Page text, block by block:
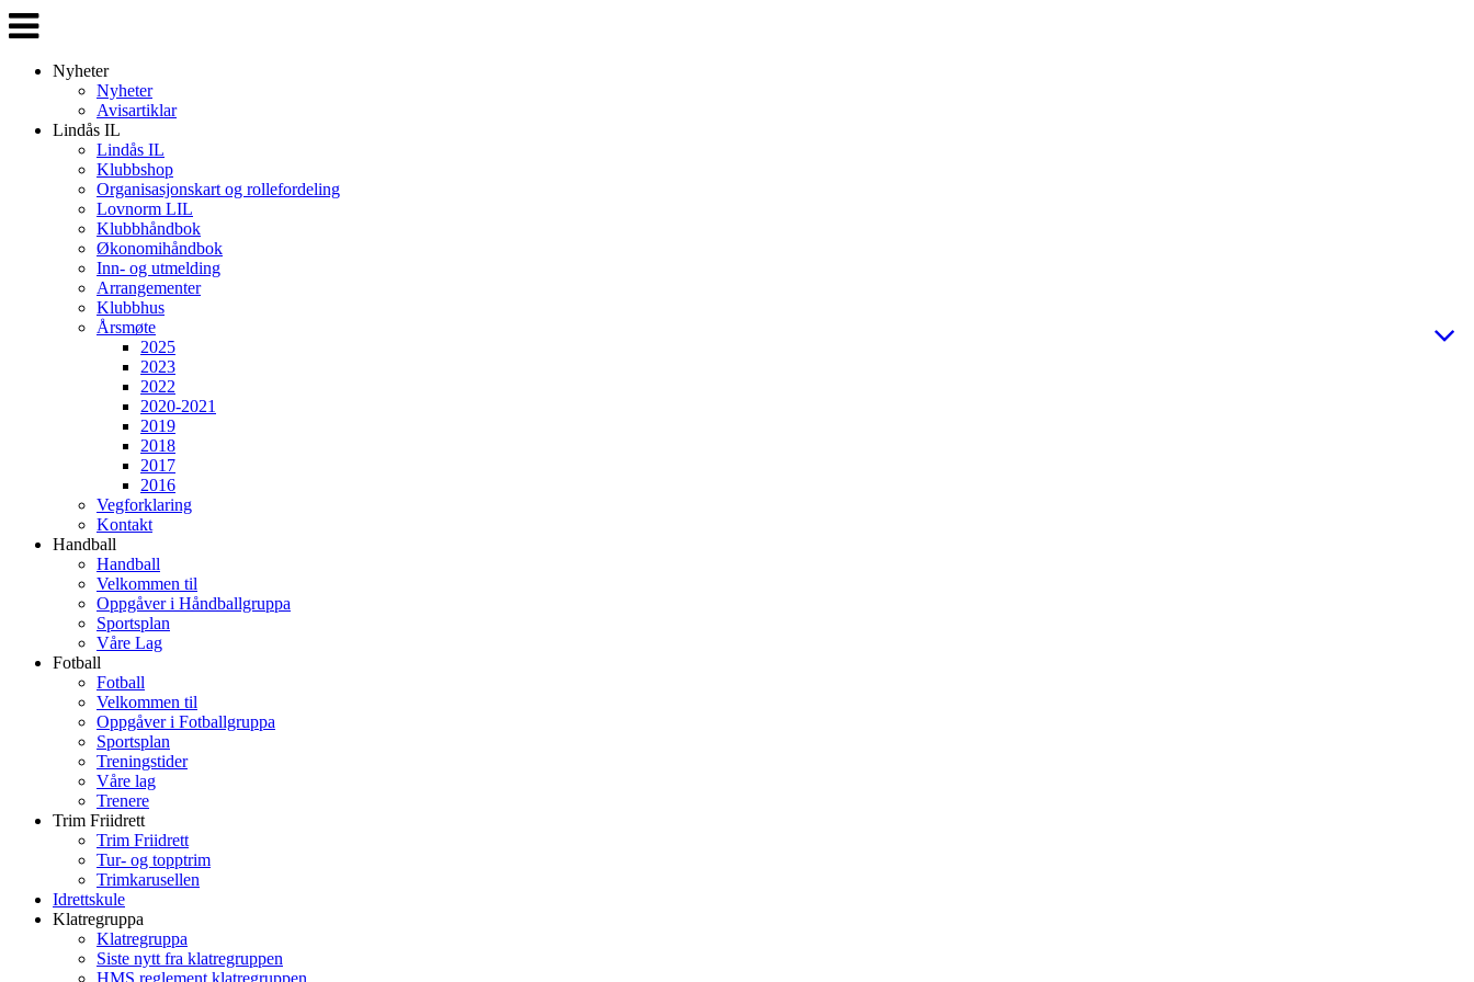
Veksle
navigasjon
Nyheter
Nyheter
Avisartiklar
Lindås IL
Lindås IL
Klubbshop
Organisasjonskart og rollefordeling
Lovnorm LIL
Klubbhåndbok
Økonomihåndbok
Inn- og utmelding
Arrangementer
Klubbhus
Årsmøte
2025
2023
2022
2020-2021
2019
2018
2017
2016
Vegforklaring
Kontakt
Handball
Handball
Velkommen til
Oppgåver i Håndballgruppa
Sportsplan
Våre Lag
Fotball
Fotball
Velkommen til
Oppgåver i Fotballgruppa
Sportsplan
Treningstider
Våre lag
Trenere
Trim Friidrett
Trim Friidrett
Tur- og topptrim
Trimkarusellen
Idrettskule
Klatregruppa
Klatregruppa
Siste nytt fra klatregruppen
HMS reglement klatregruppen